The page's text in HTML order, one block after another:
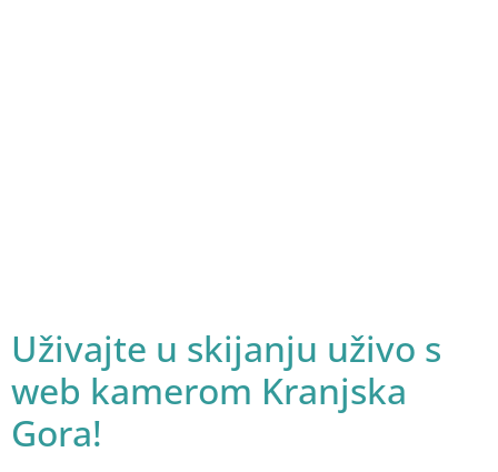
Uživajte u skijanju uživo s
web kamerom Kranjska
Gora!